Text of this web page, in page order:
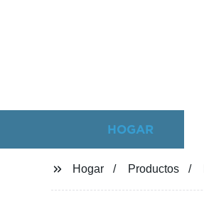
HOGAR
Hogar Productos